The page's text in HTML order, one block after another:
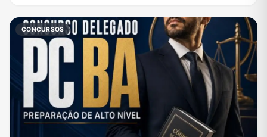
CONCURSOS